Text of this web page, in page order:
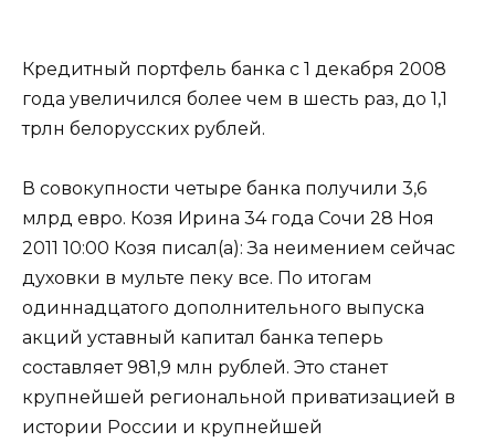
Кредитный портфель банка с 1 декабря 2008
года увеличился более чем в шесть раз, до 1,1
трлн белорусских рублей.
В совокупности четыре банка получили 3,6
млрд евро. Козя Ирина 34 года Сочи 28 Ноя
2011 10:00 Козя писал(а): За неимением сейчас
духовки в мульте пеку все. По итогам
одиннадцатого дополнительного выпуска
акций уставный капитал банка теперь
составляет 981,9 млн рублей. Это станет
крупнейшей региональной приватизацией в
истории России и крупнейшей